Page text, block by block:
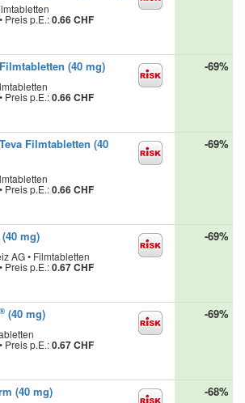
• Preis p.E.:0.66 CHF
(40 mg)
• Preis p.E.:0.66 CHF
-69%
Filmtabletten (40
• Preis p.E.:0.66 CHF
-69%
mg)
AG • Filmtabletten
• Preis p.E.:0.67 CHF
-69%
® (40 mg)
• Preis p.E.:0.67 CHF
-69%
(40 mg) -68%